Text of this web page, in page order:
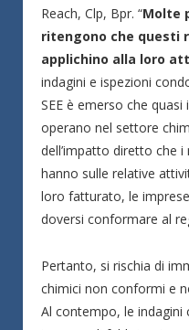
Reach, Clp, Bpr. “Molte
ritengono che questi
applichino alla loro
indagini e ispezioni
SEE è emerso che
operano nel settore
dell’impatto diretto che
hanno sulle relative
loro fatturato, le
doversi conformare al
Pertanto, si rischia di
chimici non conformi e
Al contempo, le indagini